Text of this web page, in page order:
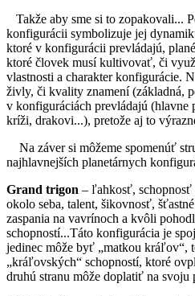
Takže aby sme si to zopakovali...
konfigurácii symbolizuje jej
ktoré v konfigurácii prevládajú,
ktoré človek musí kultivovať, či
vlastnosti a charakter konfigurácie.
živly, či kvality znamení (základná,
v konfiguráciách prevládajú (hlavne
kríži, drakovi...), pretože aj to
Na záver si môžeme spomenúť
najhlavnejších planetárnych
Grand trigon – ľahkosť,
okolo seba, talent, šikovnosť,
zaspania na vavrínoch a kvôli
schopností...Táto konfigurácia je
jedinec môže byť „matkou kráľov“,
„kráľovských“ schopností, ktoré
druhú stranu môže doplatiť na svoju